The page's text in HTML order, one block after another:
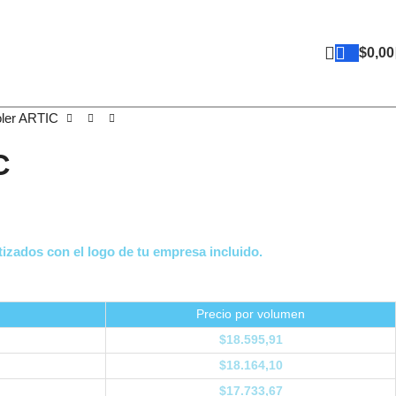
$0,00
ARTIC
con el logo de tu empresa incluido.
Precio por volumen
$18.595,91
$18.164,10
$17.733,67